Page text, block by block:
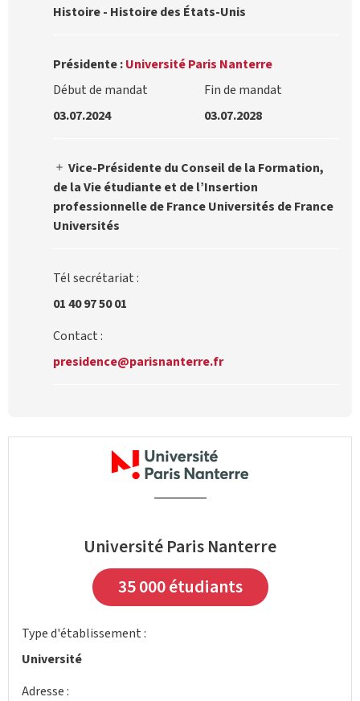
Histoire - Histoire des États-Unis
Présidente :Université Paris Nanterre
Début de mandat
03.07.2024
Fin de mandat
03.07.2028
Vice-Présidente du Conseil de la Formation,
de la Vie étudiante et de l’Insertion
professionnelle de France Universités de France
Universités
Tél secrétariat :
01 40 97 50 01
Contact :
presidence@parisnanterre.fr
Université Paris Nanterre
35 000 étudiants
Type d'établissement :
Université
Adresse :